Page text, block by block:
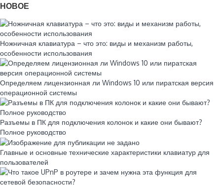
НОВОЕ
Ножничная клавиатура – что это: виды и механизм работы,
особенности использования
Определяем лицензионная ли Windows 10 или пиратская версия
операционной системы
Разъемы в ПК для подключения колонок и какие они бывают?
Полное руководство
Главные и основные технические характеристики клавиатур для
пользователей